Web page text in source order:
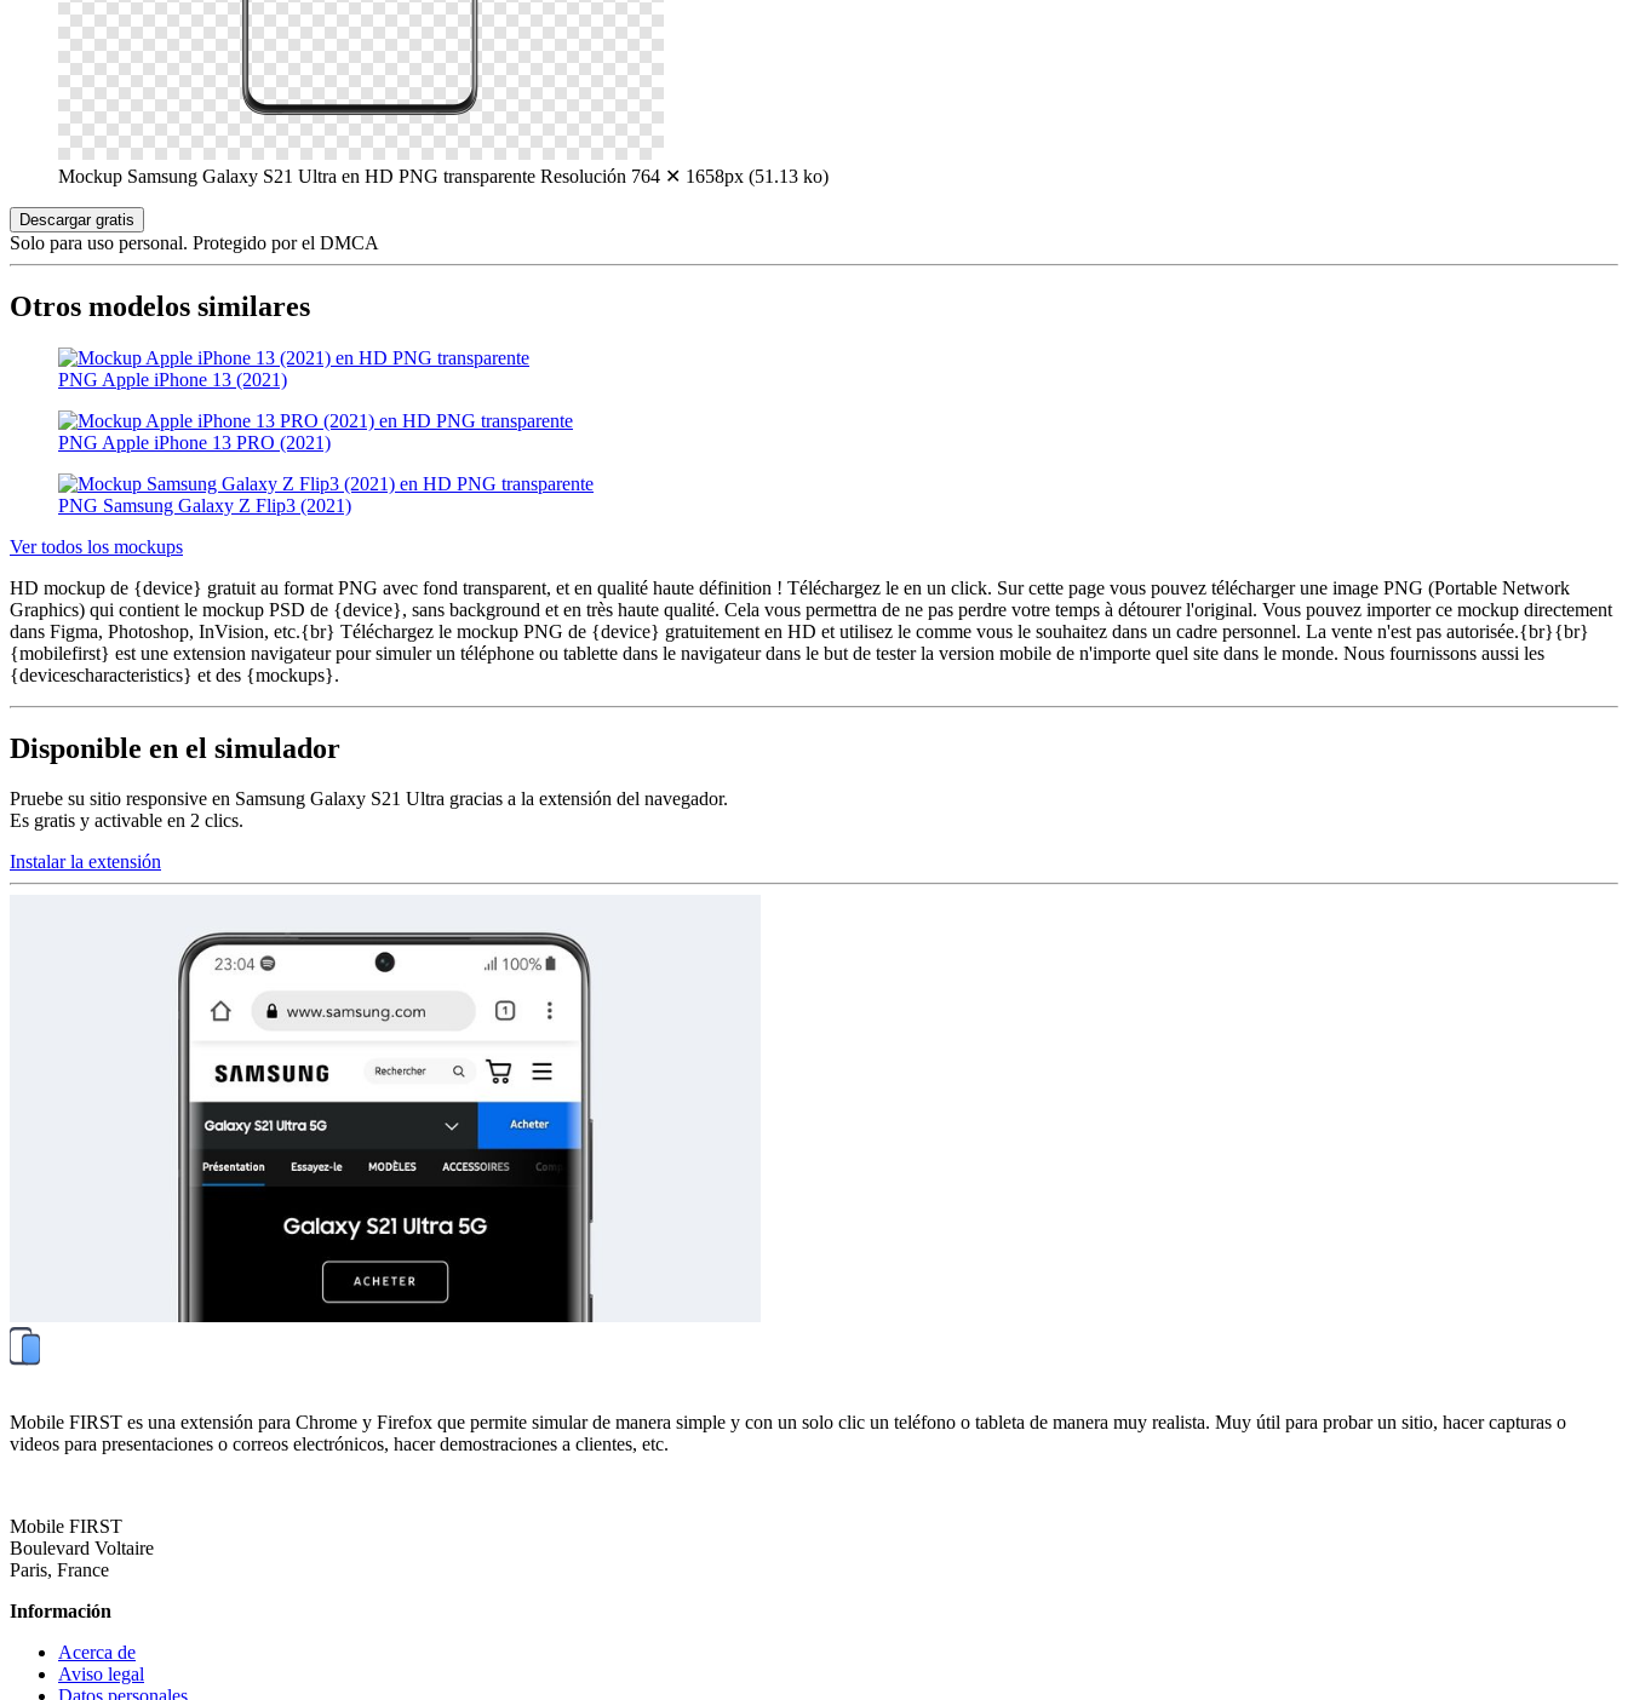
Mockup Samsung Galaxy S21 Ultra en HD PNG transparente Resolución 764 ✕ 1658px (51.13 ko)
Descargar gratis
Solo para uso personal. Protegido por el DMCA
Otros modelos similares
PNG Apple iPhone 13 (2021)
PNG Apple iPhone 13 PRO (2021)
PNG Samsung Galaxy Z Flip3 (2021)
Ver todos los mockups
HD mockup de {device} gratuit au format PNG avec fond transparent, et en qualité haute définition ! Téléchargez le en un click. Sur cette page vous pouvez télécharger une image PNG (Portable Network
Graphics) qui contient le mockup PSD de {device}, sans background et en très haute qualité. Cela vous permettra de ne pas perdre votre temps à détourer l'original. Vous pouvez importer ce mockup directement
dans Figma, Photoshop, InVision, etc.{br} Téléchargez le mockup PNG de {device} gratuitement en HD et utilisez le comme vous le souhaitez dans un cadre personnel. La vente n'est pas autorisée.{br}{br}
{mobilefirst} est une extension navigateur pour simuler un téléphone ou tablette dans le navigateur dans le but de tester la version mobile de n'importe quel site dans le monde. Nous fournissons aussi les
{devicescharacteristics} et des {mockups}.
Disponible en el simulador
Pruebe su sitio responsive en Samsung Galaxy S21 Ultra gracias a la extensión del navegador.
Es gratis y activable en 2 clics.
Instalar la extensión
Mobile FIRST es una extensión para Chrome y Firefox que permite simular de manera simple y con un solo clic un teléfono o tableta de manera muy realista. Muy útil para probar un sitio, hacer capturas o
videos para presentaciones o correos electrónicos, hacer demostraciones a clientes, etc.
Mobile FIRST
Boulevard Voltaire
Paris, France
Información
Acerca de
Aviso legal
Datos personales